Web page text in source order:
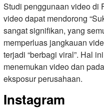
Studi penggunaan video di
video dapat mendorong
sangat signifikan, yang
memperluas jangkauan
terjadi “berbagi viral”. Hal
menemukan video dan
eksposur perusahaan.
Instagram